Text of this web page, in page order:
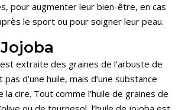
pour augmenter leur bien-être, en cas
le sport ou pour soigner leur peau.
extraite des graines de l’arbuste de
pas d’une huile, mais d’une substance
cire. Tout comme l’huile de graines de